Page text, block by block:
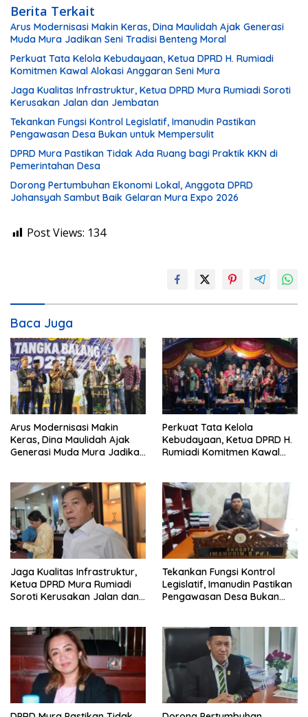
Berita Terkait
Arus Modernisasi Makin Keras, Dina Maulidah Ajak Generasi
Muda Mura Jadikan Seni Tradisi Benteng Moral
Perkuat Tata Kelola Kebudayaan, Ketua DPRD H. Rumiadi
Komitmen Kawal Alokasi Anggaran Seni Mura
Jaga Kualitas Infrastruktur, Ketua DPRD Mura Rumiadi Soroti
Kerusakan Jalan dan Jembatan
Tekankan Fungsi Kontrol Legislatif, Imanudin Pastikan
Pengawasan Desa Bukan untuk Mempersulit
DPRD Mura Pastikan Tidak Ada Ruang bagi Praktik KKN di
Pemerintahan Desa
Dorong Pertumbuhan Ekonomi Lokal, Anggota DPRD
Johansyah Sambut Baik Gelaran Mura Expo 2026
Post Views: 134
Baca Juga
Arus Modernisasi Makin
Keras, Dina Maulidah Ajak
Generasi Muda Mura Jadikan
Perkuat Tata Kelola
Kebudayaan, Ketua DPRD H.
Rumiadi Komitmen Kawal
Jaga Kualitas Infrastruktur,
Ketua DPRD Mura Rumiadi
Soroti Kerusakan Jalan dan
Tekankan Fungsi Kontrol
Legislatif, Imanudin Pastikan
Pengawasan Desa Bukan